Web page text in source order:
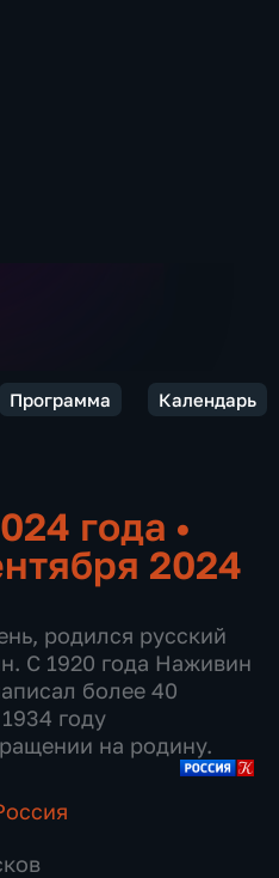
Программа Календарь
года •
2024
родился русский
С 1920 года Наживин
более 40
году
на родину.